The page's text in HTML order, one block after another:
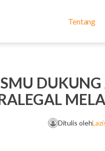
Tentang
Ditulis oleh